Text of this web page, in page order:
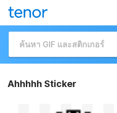
Ahhhhh Sticker